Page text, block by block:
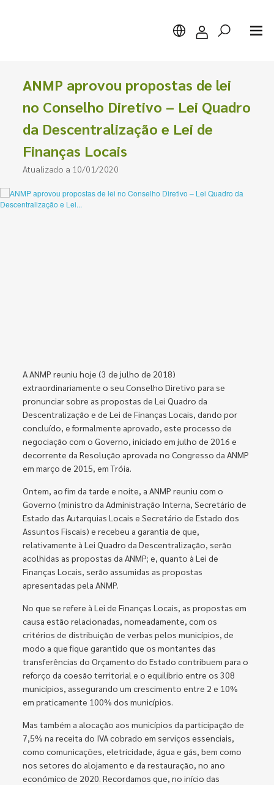
Pesquisar
ANMP aprovou propostas de lei
no Conselho Diretivo – Lei Quadro
da Descentralização e Lei de
Finanças Locais
Atualizado a 10/01/2020
A ANMP reuniu hoje (3 de julho de 2018)
extraordinariamente o seu Conselho Diretivo para se
pronunciar sobre as propostas de Lei Quadro da
Descentralização e de Lei de Finanças Locais, dando por
concluído, e formalmente aprovado, este processo de
negociação com o Governo, iniciado em julho de 2016 e
decorrente da Resolução aprovada no Congresso da ANMP
em março de 2015, em Tróia.
Ontem, ao fim da tarde e noite, a ANMP reuniu com o
Governo (ministro da Administração Interna, Secretário de
Estado das Autarquias Locais e Secretário de Estado dos
Assuntos Fiscais) e recebeu a garantia de que,
relativamente à Lei Quadro da Descentralização, serão
acolhidas as propostas da ANMP; e, quanto à Lei de
Finanças Locais, serão assumidas as propostas
apresentadas pela ANMP.
No que se refere à Lei de Finanças Locais, as propostas em
causa estão relacionadas, nomeadamente, com os
critérios de distribuição de verbas pelos municípios, de
modo a que fique garantido que os montantes das
transferências do Orçamento do Estado contribuem para o
reforço da coesão territorial e o equilíbrio entre os 308
municípios, assegurando um crescimento entre 2 e 10%
em praticamente 100% dos municípios.
Mas também a alocação aos municípios da participação de
7,5% na receita do IVA cobrado em serviços essenciais,
como comunicações, eletricidade, água e gás, bem como
nos setores do alojamento e da restauração, no ano
económico de 2020. Recordamos que, no início das